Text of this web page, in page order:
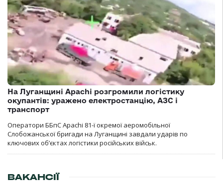
На Луганщині Apachi розгромили логістику
окупантів: уражено електростанцію, АЗС і
транспорт
Оператори ББпС Apachi 81-ї окремої аеромобільної
Слобожанської бригади на Луганщині завдали ударів по
ключових об’єктах логістики російських військ.
ВАКАНСІЇ